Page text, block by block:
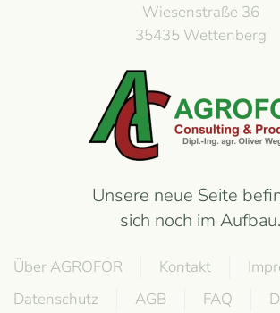
Wiesenstraße 36
35435 Wettenberg
Unsere neue Seite
sich noch im Aufbau.
Über AGROFOR Kontakt
Datenschutz
AGB FAQ